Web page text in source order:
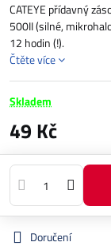
CATEYE přídavný
500II (silné,
12 hodin (!).
Čtěte více
Skladem
49 Kč
Doručení